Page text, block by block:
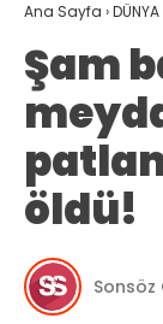
Ana Sayfa ›DÜNYA
Şam
öldü!
Sonsöz